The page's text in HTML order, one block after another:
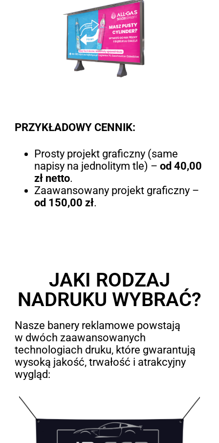
PRZYKŁADOWY CENNIK:
Prosty projekt graficzny (same
napisy na jednolitym tle) – od 40,00
zł netto.
Zaawansowany projekt graficzny –
od 150,00 zł.
JAKI RODZAJ
NADRUKU WYBRAĆ?
Nasze banery reklamowe powstają
w dwóch zaawansowanych
technologiach druku, które gwarantują
wysoką jakość, trwałość i atrakcyjny
wygląd: